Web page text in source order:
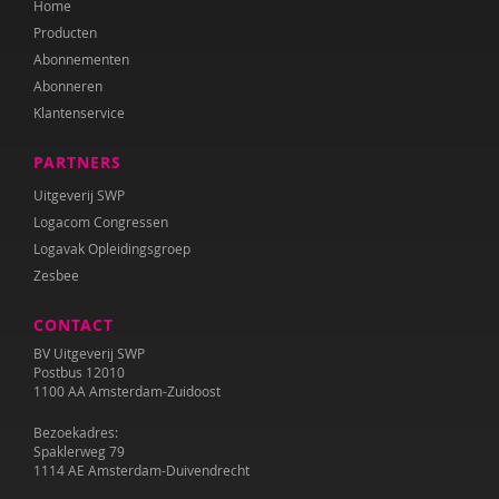
Audrey van den Ham
Simon Hay
Nienke van Heerde
Jolien Hesselberth
Josette Hoex
Erik Jan de Wilde
Barbara Janssen
Katie Lee Weille
Myrte van Lonkhuijsen
Home
Producten
Abonnementen
Abonneren
Klantenservice
PARTNERS
Uitgeverij SWP
Logacom Congressen
Logavak Opleidingsgroep
Zesbee
CONTACT
BV Uitgeverij SWP
Postbus 12010
1100 AA Amsterdam-Zuidoost
Bezoekadres:
Spaklerweg 79
1114 AE Amsterdam-Duivendrecht